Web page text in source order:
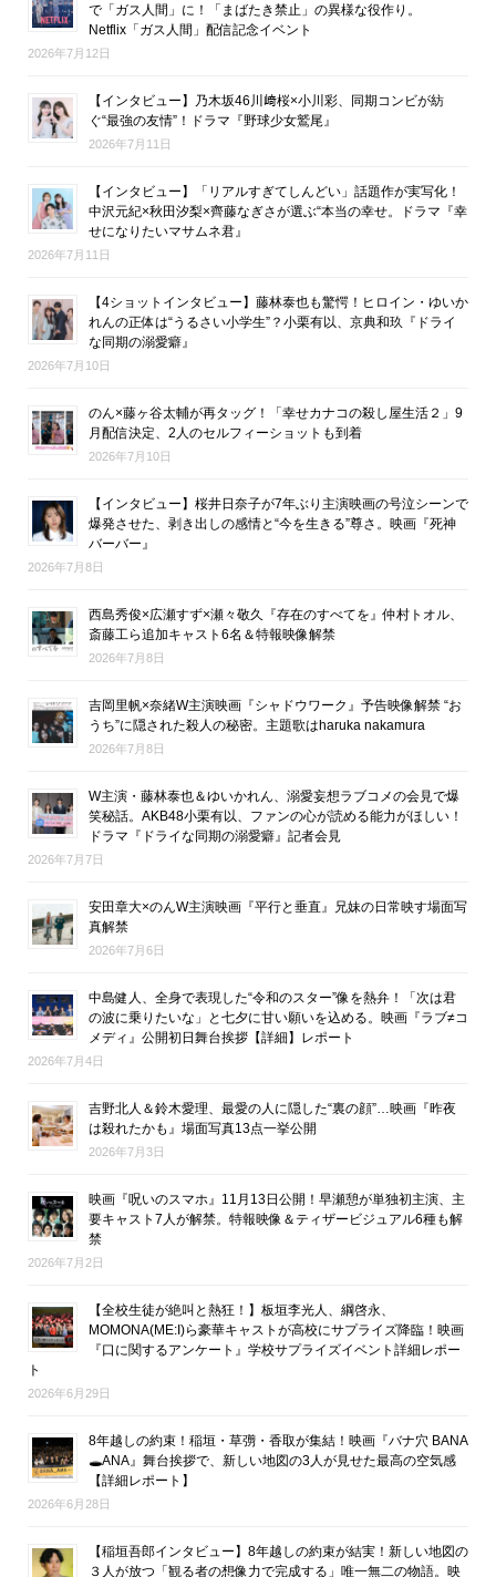
で「ガス人間」に！「まばたき禁止」の異様な役作り。
Netflix「ガス人間」配信記念イベント
2026年7月12日
【インタビュー】乃木坂46川﨑桜×小川彩、同期コンビが紡
ぐ“最強の友情”！ドラマ『野球少女鷲尾』
2026年7月11日
【インタビュー】「リアルすぎてしんどい」話題作が実写化！
中沢元紀×秋田汐梨×齊藤なぎさが選ぶ“本当の幸せ。ドラマ『幸
せになりたいマサムネ君』
2026年7月11日
【4ショットインタビュー】藤林泰也も驚愕！ヒロイン・ゆいか
れんの正体は“うるさい小学生”？小栗有以、京典和玖『ドライ
な同期の溺愛癖』
2026年7月10日
のん×藤ヶ谷太輔が再タッグ！「幸せカナコの殺し屋生活２」9
月配信決定、2人のセルフィーショットも到着
2026年7月10日
【インタビュー】桜井日奈子が7年ぶり主演映画の号泣シーンで
爆発させた、剥き出しの感情と“今を生きる”尊さ。映画『死神
バーバー』
2026年7月8日
西島秀俊×広瀬すず×瀬々敬久『存在のすべてを』仲村トオル、
斎藤工ら追加キャスト6名＆特報映像解禁
2026年7月8日
吉岡里帆×奈緒W主演映画『シャドウワーク』予告映像解禁 “お
うち”に隠された殺人の秘密。主題歌はharuka nakamura
2026年7月8日
W主演・藤林泰也＆ゆいかれん、溺愛妄想ラブコメの会見で爆
笑秘話。AKB48小栗有以、ファンの心が読める能力がほしい！
ドラマ『ドライな同期の溺愛癖』記者会見
2026年7月7日
安田章大×のんW主演映画『平行と垂直』兄妹の日常映す場面写
真解禁
2026年7月6日
中島健人、全身で表現した“令和のスター”像を熱弁！「次は君
の波に乗りたいな」と七夕に甘い願いを込める。映画『ラブ≠コ
メディ』公開初日舞台挨拶【詳細】レポート
2026年7月4日
吉野北人＆鈴木愛理、最愛の人に隠した“裏の顔”…映画『昨夜
は殺れたかも』場面写真13点一挙公開
2026年7月3日
映画『呪いのスマホ』11月13日公開！早瀬憩が単独初主演、主
要キャスト7人が解禁。特報映像＆ティザービジュアル6種も解
禁
2026年7月2日
【全校生徒が絶叫と熱狂！】板垣李光人、綱啓永、
MOMONA(ME:I)ら豪華キャストが高校にサプライズ降臨！映画
『口に関するアンケート』学校サプライズイベント詳細レポー
ト
2026年6月29日
8年越しの約束！稲垣・草彅・香取が集結！映画『バナ穴 BANA
🕳ANA』舞台挨拶で、新しい地図の3人が見せた最高の空気感
【詳細レポート】
2026年6月28日
【稲垣吾郎インタビュー】8年越しの約束が結実！新しい地図の
３人が放つ「観る者の想像力で完成する」唯一無二の物語。映